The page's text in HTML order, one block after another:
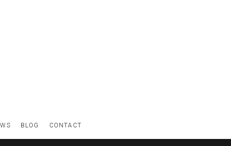
BLOG CONTACT